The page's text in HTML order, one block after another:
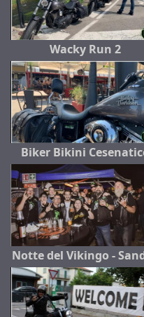
Wacky Run 2
Biker Bikini
Notte del Vikingo -